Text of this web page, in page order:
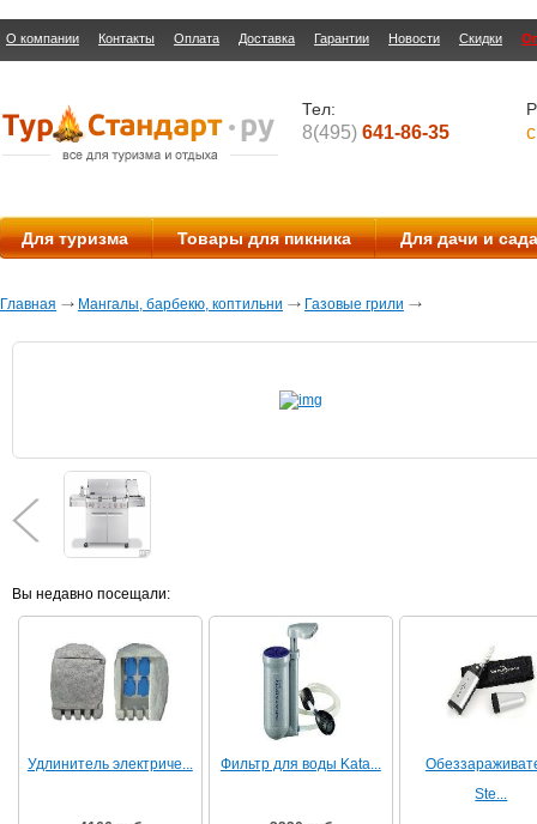
О компании Контакты Оплата Доставка Гарантии Новости Скидки
Тел:
8(495) 641-86-35
Для туризма Товары для пикника Для дачи и сада
Главная Мангалы, барбекю, коптильни Газовые грили
Вы недавно посещали:
Удлинитель электриче... Фильтр для воды Kata...
Ste...